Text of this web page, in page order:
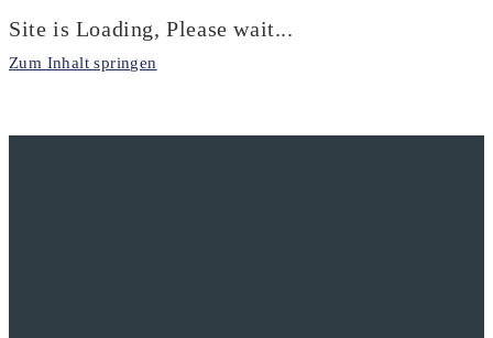
Site is Loading, Please wait...
Zum Inhalt springen